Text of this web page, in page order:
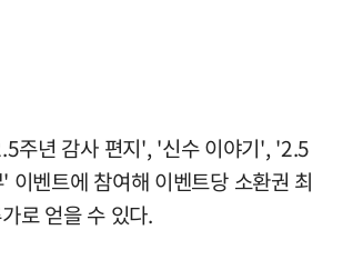
주년 감사 편지', '신수 이야기', '2.5
이벤트에 참여해 이벤트당 소환권 최
로 얻을 수 있다.